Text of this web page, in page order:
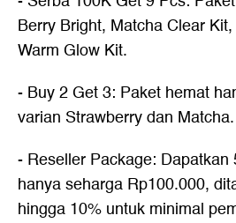
Berry Bright, Matcha Clear
Warm Glow Kit.
- Buy 2 Get 3: Paket hemat
varian Strawberry dan Matcha.
- Reseller Package: Dapatkan
hanya seharga Rp100.000,
hingga 10% untuk minimal